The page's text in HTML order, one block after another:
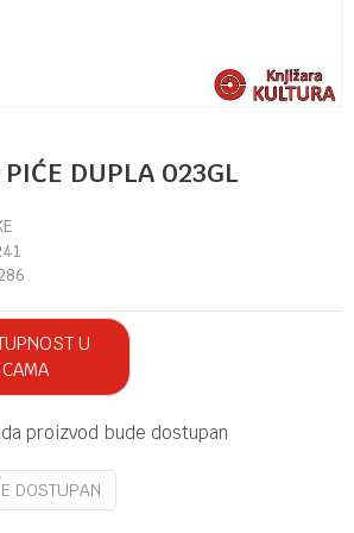
DUPLA 023GL
U
proizvod bude dostupan
DOSTUPAN